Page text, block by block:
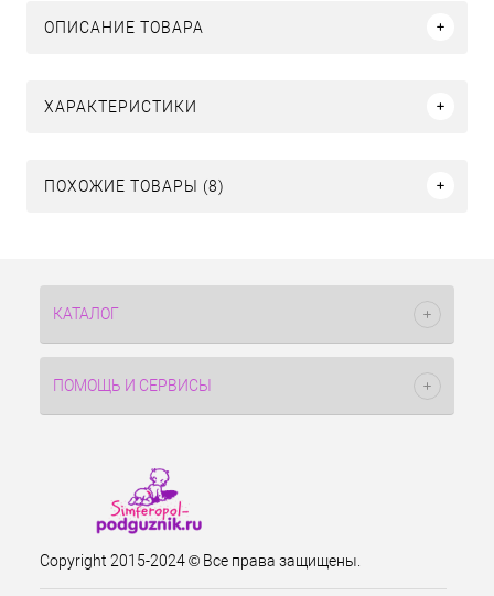
ОПИСАНИЕ ТОВАРА
ХАРАКТЕРИСТИКИ
ПОХОЖИЕ ТОВАРЫ (8)
КАТАЛОГ
ПОМОЩЬ И СЕРВИСЫ
Copyright 2015-2024 © Все права защищены.